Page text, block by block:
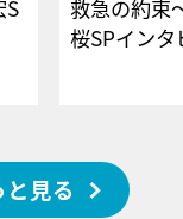
S
救急の約束
桜SPイ
見る